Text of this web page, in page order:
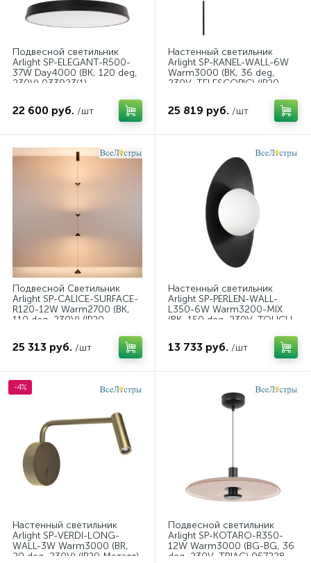
Подвесной светильник
Arlight SP-ELEGANT-R500-
37W Day4000 (BK, 120 deg,
230V) 033923(1)
22 600 руб. /шт
Настенный светильник
Arlight SP-KANEL-WALL-6W
Warm3000 (BK, 36 deg,
230V, TELESCOPIC) (IP20
25 819 руб. /шт
Подвесной Светильник
Arlight SP-CALICE-SURFACE-
R120-12W Warm2700 (BK,
110 deg, 230V) (IP20
25 313 руб. /шт
Настенный светильник
Arlight SP-PERLEN-WALL-
L350-6W Warm3200-MIX
(BK, 150 deg, 230V, TOUCH-
13 733 руб. /шт
-4%
Настенный светильник
Arlight SP-VERDI-LONG-
WALL-3W Warm3000 (BR,
20 deg, 230V) (IP20 Металл)
Подвесной светильник
Arlight SP-KOTARO-R350-
12W Warm3000 (BG-BG, 36
deg, 230V, TRIAC) 057228